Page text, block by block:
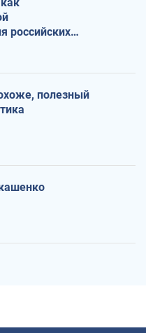
российских
полезный